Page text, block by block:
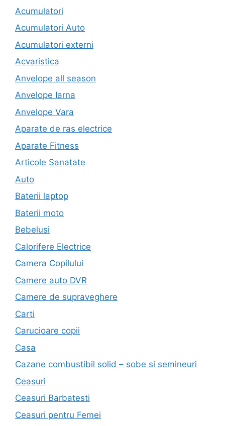
Acumulatori
Acumulatori Auto
Acumulatori externi
Acvaristica
Anvelope all season
Anvelope Iarna
Anvelope Vara
Aparate de ras electrice
Aparate Fitness
Articole Sanatate
Auto
Baterii laptop
Baterii moto
Bebelusi
Calorifere Electrice
Camera Copilului
Camere auto DVR
Camere de supraveghere
Carti
Carucioare copii
Casa
Cazane combustibil solid – sobe si semineuri
Ceasuri
Ceasuri Barbatesti
Ceasuri pentru Femei